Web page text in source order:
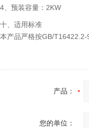
4、预装容量：2KW
十、适用标准
本产品严格按GB/T16422.2-
产品：
您的单位：